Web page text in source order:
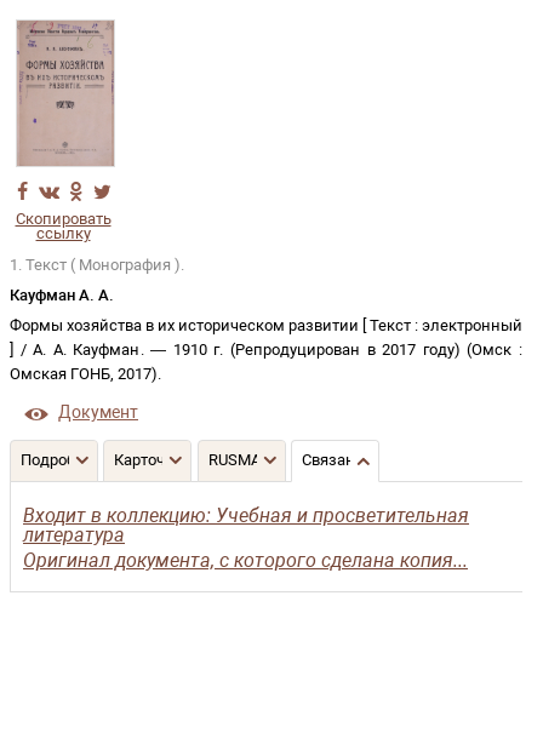
Скопировать
ссылку
1. Текст ( Монография ).
Кауфман А. А.
Формы хозяйства в их историческом развитии
Текст : электронный
/ А. А. Кауфман . — 1910 г. (Репродуцирован в 2017 году)(Омск :
Омская ГОНБ, 2017).
Документ
Подробнее Карточка RUSMARC Связанные записи
Входит в коллекцию: Учебная и просветительная
литература
Оригинал документа, с которого сделана копия...